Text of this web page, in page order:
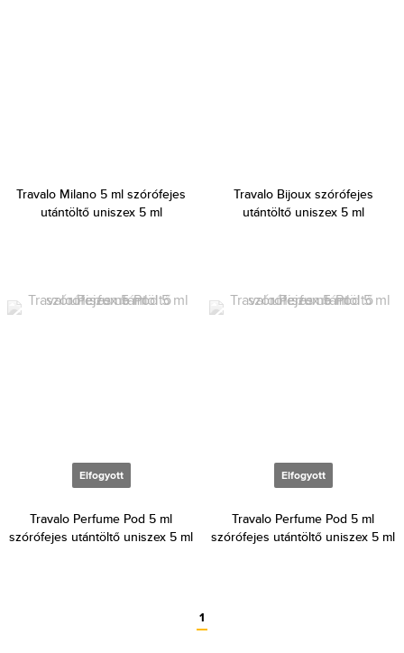
Travalo Milano 5 ml szórófejes
utántöltő uniszex 5 ml
Travalo Bijoux szórófejes
utántöltő uniszex 5 ml
Elfogyott
Travalo Perfume Pod 5 ml
szórófejes utántöltő uniszex 5 ml
Elfogyott
Travalo Perfume Pod 5 ml
szórófejes utántöltő uniszex 5 ml
1